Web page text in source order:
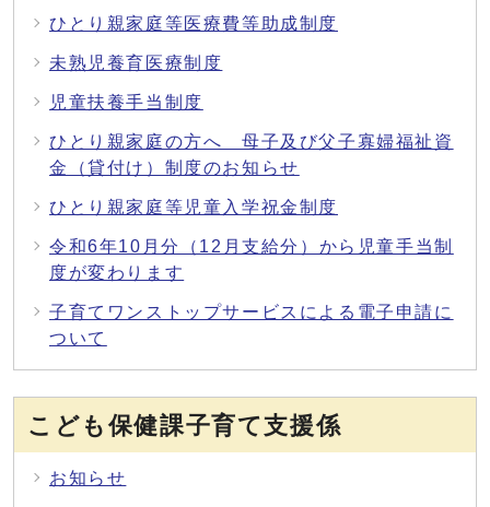
ひとり親家庭等医療費等助成制度
未熟児養育医療制度
児童扶養手当制度
ひとり親家庭の方へ 母子及び父子寡婦福祉資
金（貸付け）制度のお知らせ
ひとり親家庭等児童入学祝金制度
令和6年10月分（12月支給分）から児童手当制
度が変わります
子育てワンストップサービスによる電子申請に
ついて
こども保健課子育て支援係
お知らせ